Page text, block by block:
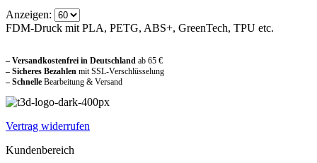
Anzeigen:
FDM-Druck mit PLA, PETG, ABS+, GreenTech, TPU etc.
– Versandkostenfrei in Deutschland ab 65 €
– Sicheres Bezahlen mit SSL-Verschlüsselung
– Schnelle Bearbeitung & Versand
Vertrag widerrufen
Kundenbereich